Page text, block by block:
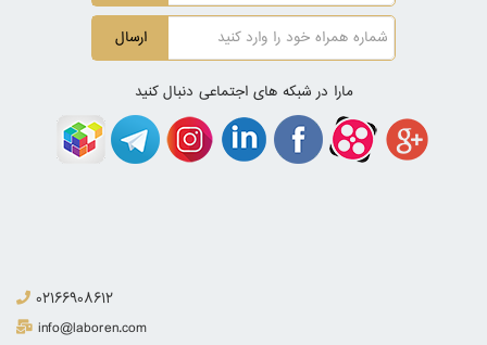
ارسال
مارا در شبکه های اجتماعی دنبال کنید
02166908612
info@laboren.com